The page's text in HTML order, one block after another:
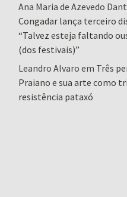
Ana Maria de Azevedo
Congadar lança terceiro
“Talvez esteja faltando
(dos festivais)”
Leandro Alvaro em Três
Praiano e sua arte como
resistência pataxó